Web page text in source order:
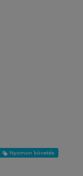
Nyomon követés